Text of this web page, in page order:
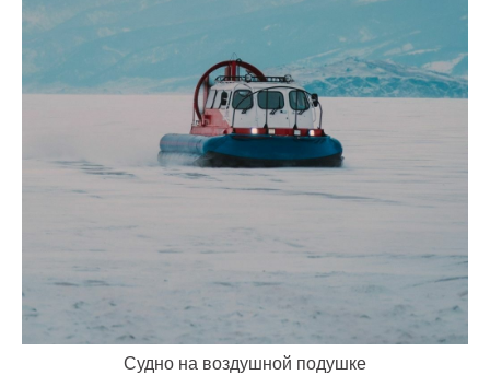
Судно на воздушной подушке